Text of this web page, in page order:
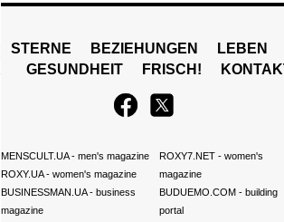
STERNE BEZIEHUNGEN
LEBEN
GESUNDHEIT
FRISCH!
MENSCULT.UA- men's magazine
ROXY.UA- women's magazine
BUSINESSMAN.UA- business
magazine
ROXY7.NET- women's
magazine
BUDUEMO.COM- building
portal